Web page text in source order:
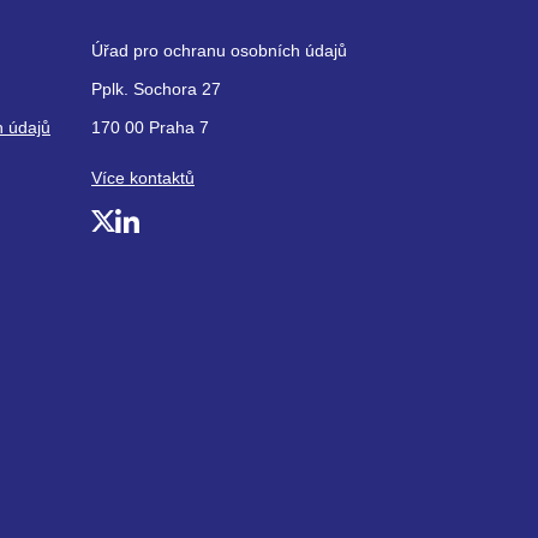
údajů
Úřad pro ochranu osobních údajů
Pplk. Sochora 27
170 00 Praha 7
Více kontaktů